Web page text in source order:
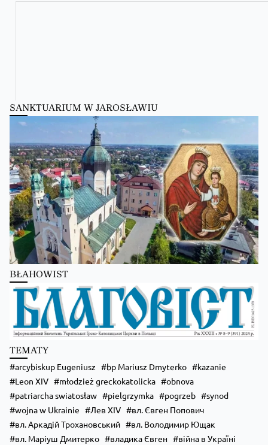
Kościół Greckokatolicki
1 day ago
Школи Християнського Аніматора (ШХА)
✨ Хочеш не просто проводити час, а зростати у вірі, відкривати свої
Запрошуємо тебе до Школи Християнського Аніматора (ШХА) — місця,
Більше на сайті...
Kościół Greckokatolicki
1 day ago
📅 21–22 серпня
📍 с. Гломча (біля Сянока)
Особливо чекаємо родини, але раді будемо кожному, незалежно від віку
На вас чекають:
🙏 Божественна Літургія;
📖 духовна наука;
🔥 вечірня ватра;
🧭 велика пригодницька гра;
🧠 інтелектуальна гра;
🤝 ...Zobacz więcej
SANKTUARIUM W JAROSŁAWIU
BŁAHOWIST
TEMATY
arcybiskup Eugeniusz bp Mariusz Dmyterko
kazanie
Leon XIV
młodzież greckokatolicka
obnova
patriarcha swiatosław
pielgrzymka pogrzeb
synod
wojna w Ukrainie
Лев XIV
вл. Євген Попович
вл. Аркадій Трохановський
вл. Володимир Ющак
вл. Маріуш Дмитерко
владика Євген
війна в Україні